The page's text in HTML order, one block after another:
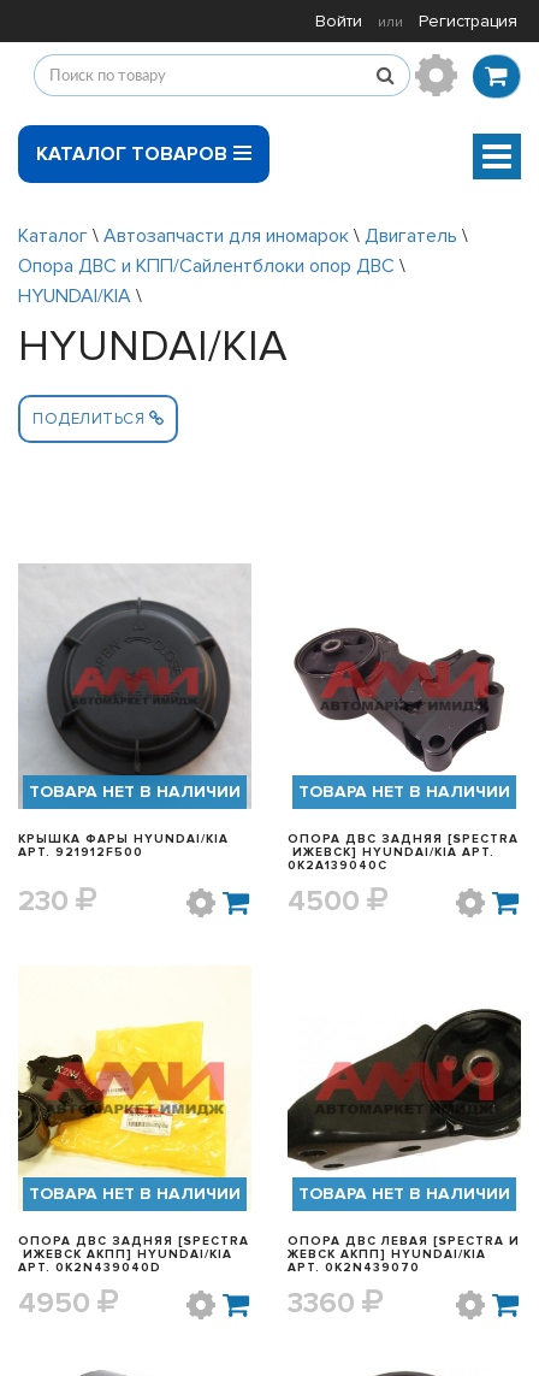
Войти или Регистрация
КАТАЛОГ ТОВАРОВ
Каталог \ Автозапчасти для иномарок \ Двигатель \
Опора ДВС и КПП/Сайлентблоки опор ДВС \
HYUNDAI/KIA \
HYUNDAI/KIA
ПОДЕЛИТЬСЯ
БЫСТРЫЙ ПРОСМОТР
ТОВАРА НЕТ В НАЛИЧИИ
КРЫШКА ФАРЫ HYUNDAI/KIA
АРТ. 921912F500
230
БЫСТРЫЙ ПРОСМОТР
ТОВАРА НЕТ В НАЛИЧИИ
ОПОРА ДВС ЗАДНЯЯ [SPECTRA
ИЖЕВСК] HYUNDAI/KIA АРТ.
0K2A139040C
4500
БЫСТРЫЙ ПРОСМОТР
ТОВАРА НЕТ В НАЛИЧИИ
ОПОРА ДВС ЗАДНЯЯ [SPECTRA
ИЖЕВСК АКПП] HYUNDAI/KIA
АРТ. 0K2N439040D
4950
БЫСТРЫЙ ПРОСМОТР
ТОВАРА НЕТ В НАЛИЧИИ
ОПОРА ДВС ЛЕВАЯ [SPECTRA И
ЖЕВСК АКПП] HYUNDAI/KIA
АРТ. 0K2N439070
3360